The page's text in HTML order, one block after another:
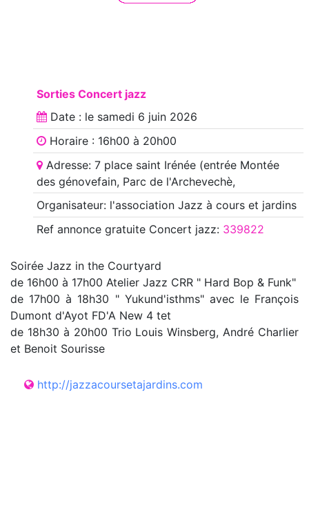
Sorties Concert jazz
Date : le samedi 6 juin 2026
Horaire : 16h00 à 20h00
Adresse: 7 place saint Irénée (entrée Montée
des génovefain, Parc de l'Archevechè,
Organisateur: l'association Jazz à cours et jardins
Ref annoncegratuite Concert jazz: 339822
Soirée Jazz in the Courtyard
de 16h00 à 17h00 Atelier Jazz CRR " Hard Bop & Funk"
de 17h00 à 18h30 " Yukund'isthms" avec le François
Dumont d'Ayot FD'A New 4 tet
de 18h30 à 20h00 Trio Louis Winsberg, André Charlier
et Benoit Sourisse
http://jazzacoursetajardins.com